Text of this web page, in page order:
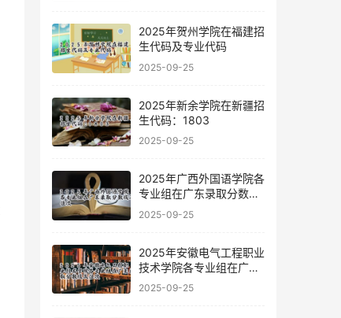
2025年贺州学院在福建招
生代码及专业代码
2025-09-25
2025年新余学院在新疆招
生代码：1803
2025-09-25
2025年广西外国语学院各
专业组在广东录取分数线
及位次
2025-09-25
2025年安徽电气工程职业
技术学院各专业组在广东
录取分数线及位次
2025-09-25